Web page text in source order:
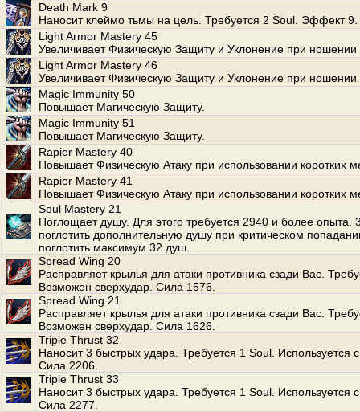
Death Mark 9
Наносит клеймо тьмы на цель. Требуется 2 Soul. Эффект 9.
Light Armor Mastery 45
Увеличивает Физическую Защиту и Уклонение при ношении
Light Armor Mastery 46
Увеличивает Физическую Защиту и Уклонение при ношении
Magic Immunity 50
Повышает Магическую Защиту.
Magic Immunity 51
Повышает Магическую Защиту.
Rapier Mastery 40
Повышает Физическую Атаку при использовании коротких
Rapier Mastery 41
Повышает Физическую Атаку при использовании коротких
Soul Mastery 21
Поглощает душу. Для этого требуется 2940 и более опыта.
поглотить дополнительную душу при критическом
поглотить максимум 32 душ.
Spread Wing 20
Расправляет крылья для атаки противника сзади Вас.
Возможен сверхудар. Сила 1576.
Spread Wing 21
Расправляет крылья для атаки противника сзади Вас.
Возможен сверхудар. Сила 1626.
Triple Thrust 32
Наносит 3 быстрых удара. Требуется 1 Soul. Используется
Сила 2206.
Triple Thrust 33
Наносит 3 быстрых удара. Требуется 1 Soul. Используется
Сила 2277.